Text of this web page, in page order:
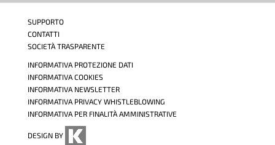
SUPPORTO
CONTATTI
SOCIETÀ TRASPARENTE
INFORMATIVA PROTEZIONE DATI
INFORMATIVA COOKIES
INFORMATIVA NEWSLETTER
INFORMATIVA PRIVACY WHISTLEBLOWING
INFORMATIVA PER FINALITÀ AMMINISTRATIVE
DESIGN BY